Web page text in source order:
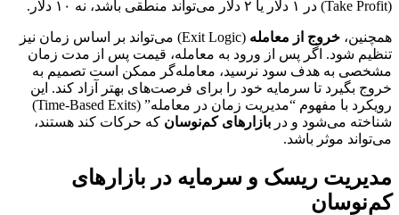
(Take Profit) در ۱ دلار یا ۲ دلار می‌تواند منطقی باشد، نه ۱۰ دلار.
همچنین، خروج از معامله
(Exit Logic) می‌تواند بر اساس زمان نیز
تنظیم شود. اگر پس از ورود به معامله، قیمت پس از مدت زمان
مشخصی به هدف سود نرسید، معامله‌گر ممکن است تصمیم به
خروج بگیرد تا سرمایه خود را برای فرصت‌های بهتر آزاد کند. این
رویکرد با مفهوم “مدیریت زمان در معامله” (Time-Based Exits)
شناخته می‌شود و در بازارهای کم‌نوسان که حرکات کند هستند،
می‌تواند موثر باشد.
مدیریت ریسک و سرمایه در بازارهای
کم‌نوسان